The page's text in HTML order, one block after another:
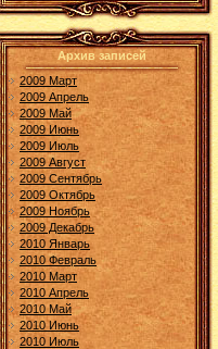
Архив записей
2009 Март
2009 Апрель
2009 Май
2009 Июнь
2009 Июль
2009 Август
2009 Сентябрь
2009 Октябрь
2009 Ноябрь
2009 Декабрь
2010 Январь
2010 Февраль
2010 Март
2010 Апрель
2010 Май
2010 Июнь
2010 Июль